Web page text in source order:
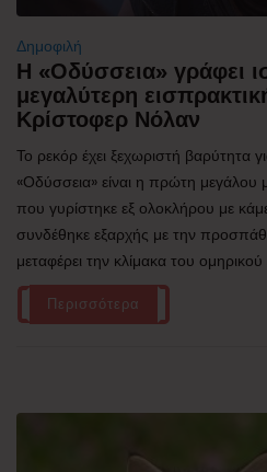
Δημοφιλή
Η «Οδύσσεια» γράφει
μεγαλύτερη
Κρίστοφερ Νόλαν
Το ρεκόρ έχει ξεχωριστή βαρύτητα
«Οδύσσεια» είναι η πρώτη μεγάλου
που γυρίστηκε εξ ολοκλήρου με
συνδέθηκε εξαρχής με την
μεταφέρει την κλίμακα του
Περισσότερα